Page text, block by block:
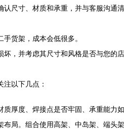
认尺寸、材质和承重，并与客服沟通
货架，成本会低很多。
，并考虑其尺寸和风格是否与您的
以下几点：
质厚度、焊接点是否牢固、承重能力
布局。组合使用高架、中岛架、端头